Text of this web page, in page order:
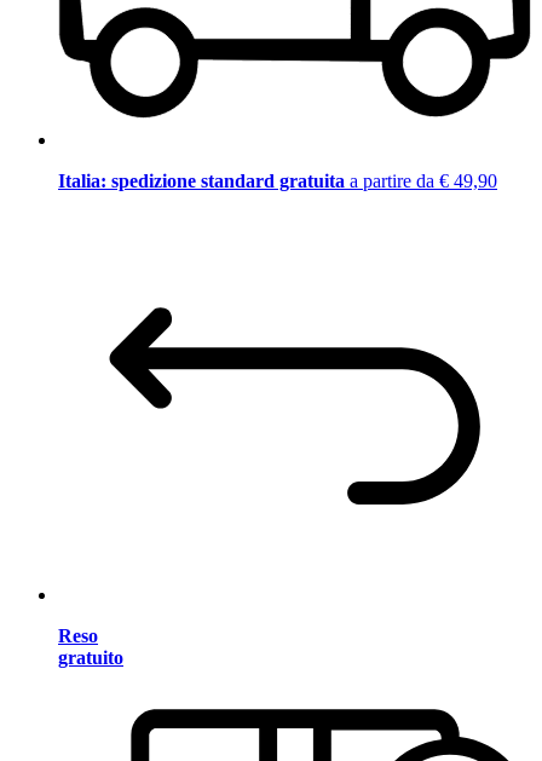
Italia: spedizione standard gratuita a partire da € 49,90
Reso
gratuito